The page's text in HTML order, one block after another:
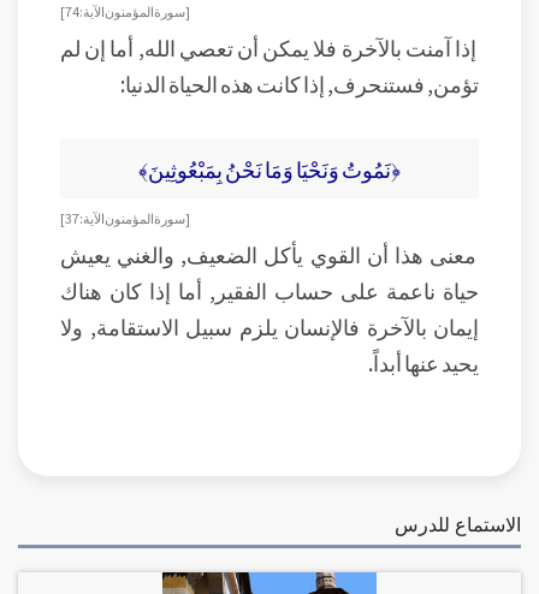
[سورة المؤمنون الآية:74]
إذا آمنت بالآخرة فلا يمكن أن تعصي الله, أما إن لم
تؤمن, فستنحرف, إذا كانت هذه الحياة الدنيا:
﴿نَمُوتُ وَنَحْيَا وَمَا نَحْنُ بِمَبْعُوثِينَ﴾
[سورة المؤمنون الآية:37]
معنى هذا أن القوي يأكل الضعيف, والغني يعيش
حياة ناعمة على حساب الفقير, أما إذا كان هناك
إيمان بالآخرة فالإنسان يلزم سبيل الاستقامة, ولا
يحيد عنها أبداً.
الاستماع للدرس